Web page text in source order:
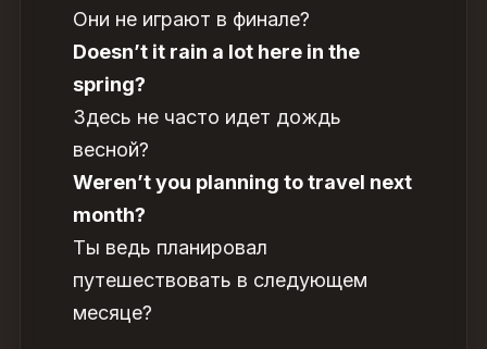
Они не играют в финале?
Doesn’t it rain a lot here in the
spring?
Здесь не часто идет дождь
весной?
Weren’t you planning to travel next
month?
Ты ведь планировал
путешествовать в следующем
месяце?